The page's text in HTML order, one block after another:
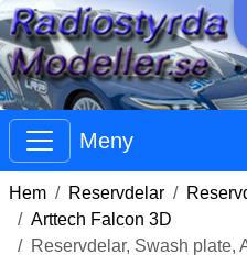
Meny
Hem Reservdelar
Arttech Falcon 3D
Reservdelar, Swash plate,